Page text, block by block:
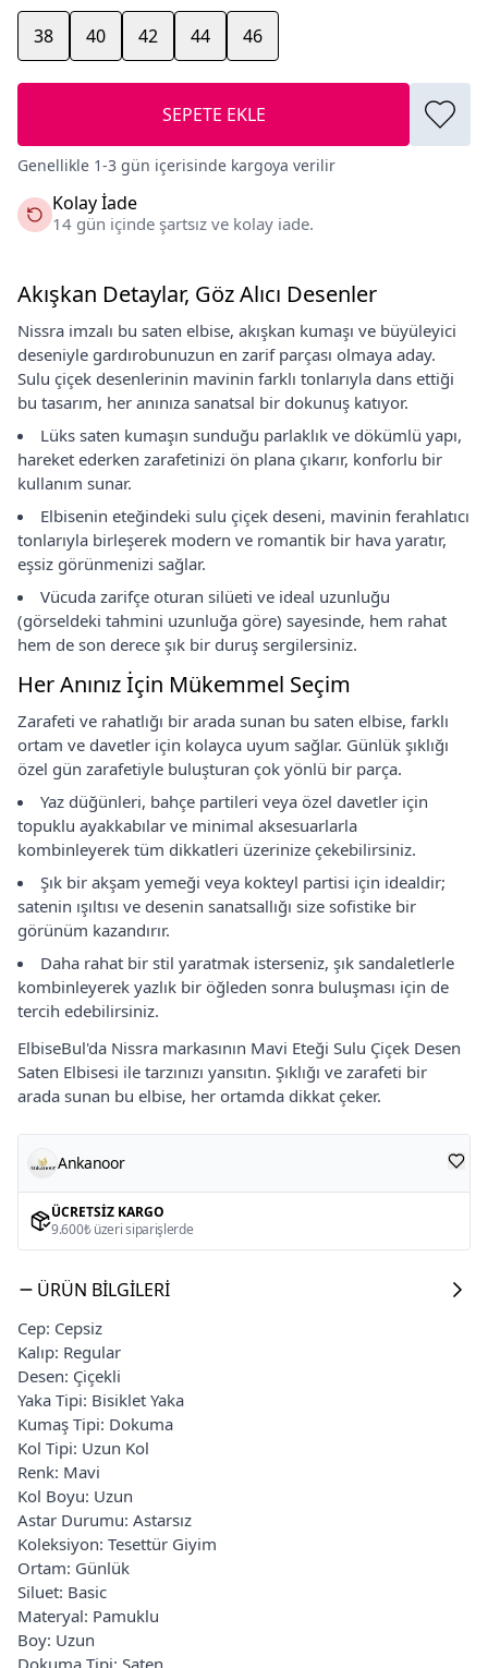
38 40 42 44 46
SEPETE EKLE
Genellikle 1-3 gün içerisinde kargoya verilir
Kolay İade
14 gün içinde şartsız ve kolay iade.
Akışkan Detaylar, Göz Alıcı Desenler
Nissra imzalı bu saten elbise, akışkan kumaşı ve büyüleyici
deseniyle gardırobunuzun en zarif parçası olmaya aday.
Sulu çiçek desenlerinin mavinin farklı tonlarıyla dans ettiği
bu tasarım, her anınıza sanatsal bir dokunuş katıyor.
Lüks saten kumaşın sunduğu parlaklık ve dökümlü yapı,
hareket ederken zarafetinizi ön plana çıkarır, konforlu bir
kullanım sunar.
Elbisenin eteğindeki sulu çiçek deseni, mavinin ferahlatıcı
tonlarıyla birleşerek modern ve romantik bir hava yaratır,
eşsiz görünmenizi sağlar.
Vücuda zarifçe oturan silüeti ve ideal uzunluğu
(görseldeki tahmini uzunluğa göre) sayesinde, hem rahat
hem de son derece şık bir duruş sergilersiniz.
Her Anınız İçin Mükemmel Seçim
Zarafeti ve rahatlığı bir arada sunan bu saten elbise, farklı
ortam ve davetler için kolayca uyum sağlar. Günlük şıklığı
özel gün zarafetiyle buluşturan çok yönlü bir parça.
Yaz düğünleri, bahçe partileri veya özel davetler için
topuklu ayakkabılar ve minimal aksesuarlarla
kombinleyerek tüm dikkatleri üzerinize çekebilirsiniz.
Şık bir akşam yemeği veya kokteyl partisi için idealdir;
satenin ışıltısı ve desenin sanatsallığı size sofistike bir
görünüm kazandırır.
Daha rahat bir stil yaratmak isterseniz, şık sandaletlerle
kombinleyerek yazlık bir öğleden sonra buluşması için de
tercih edebilirsiniz.
ElbiseBul'da Nissra markasının Mavi Eteği Sulu Çiçek Desen
Saten Elbisesi ile tarzınızı yansıtın. Şıklığı ve zarafeti bir
arada sunan bu elbise, her ortamda dikkat çeker.
Ankanoor
ÜCRETSIZ KARGO
9.600₺ üzeri siparişlerde
ÜRÜN BILGILERI
Cep: Cepsiz
Kalıp: Regular
Desen: Çiçekli
Yaka Tipi: Bisiklet Yaka
Kumaş Tipi: Dokuma
Kol Tipi: Uzun Kol
Renk: Mavi
Kol Boyu: Uzun
Astar Durumu: Astarsız
Koleksiyon: Tesettür Giyim
Ortam: Günlük
Siluet: Basic
Materyal: Pamuklu
Boy: Uzun
Dokuma Tipi: Saten